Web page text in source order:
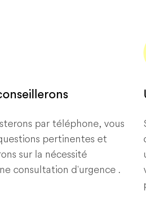
par téléphone, vous
pertinentes et
sur la nécessité
consultation d'urgence .